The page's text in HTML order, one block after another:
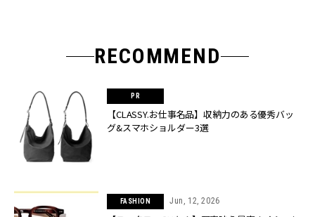
RECOMMEND
【CLASSY.お仕事名品】収納力のある優秀バッ
グ&スマホショルダー3選
FASHION Jun, 12, 2026